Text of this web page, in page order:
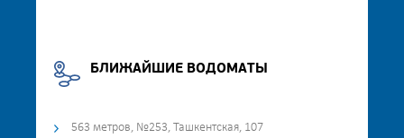
БЛИЖАЙШИЕ ВОДОМАТЫ
563 метров, №253, Ташкентская, 107